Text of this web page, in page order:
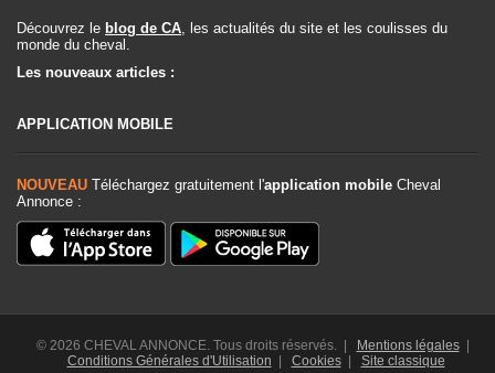
Découvrez le blog de CA, les actualités du site et les coulisses du
monde du cheval.
Les nouveaux articles :
APPLICATION MOBILE
NOUVEAU Téléchargez gratuitement l'application mobile Cheval
Annonce :
© 2026 CHEVAL ANNONCE. Tous droits réservés. | Mentions légales|
Conditions Générales d'Utilisation
Cookies| Site classique